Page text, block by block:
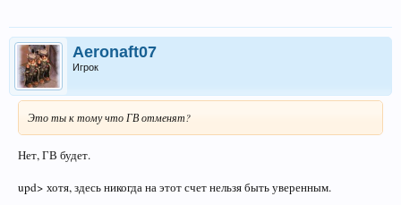
Aeronaft07
Игрок
Это ты к тому что ГВ отменят?
Нет, ГВ будет.
upd> хотя, здесь никогда на этот счет нельзя быть уверенным.